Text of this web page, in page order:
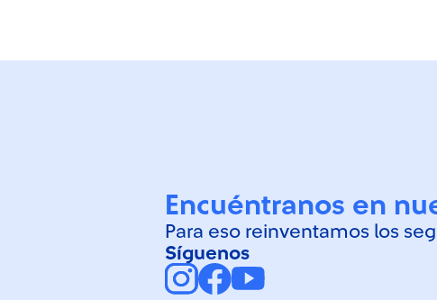
Encuéntranos en
Para eso reinventamos los
Síguenos